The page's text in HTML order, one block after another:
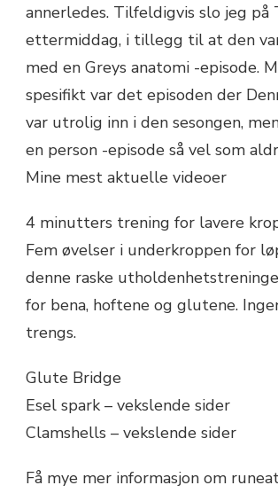
annerledes. Tilfeldigvis slo jeg på
ettermiddag, i tillegg til at den
med en Greys anatomi -episode.
spesifikt var det episoden der
var utrolig inn i den sesongen,
en person -episode så vel som
Mine mest aktuelle videoer
4 minutters trening for lavere
Fem øvelser i underkroppen for
denne raske
for bena, hoftene og glutene.
trengs.
Glute Bridge
Esel spark – vekslende sider
Clamshells – vekslende sider
Få mye mer informasjon om